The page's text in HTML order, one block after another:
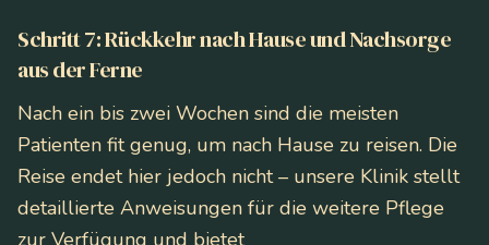
Schritt 7: Rückkehr nach Hause und Nachsorge
aus der Ferne
Nach ein bis zwei Wochen sind die meisten
Patienten fit genug, um nach Hause zu reisen. Die
Reise endet hier jedoch nicht – unsere Klinik stellt
detaillierte Anweisungen für die weitere Pflege
zur Verfügung und bietet